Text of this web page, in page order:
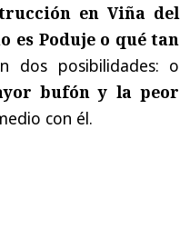
en Viña del
es Poduje o qué tan
dos posibilidades: o
bufón y la peor
con él.